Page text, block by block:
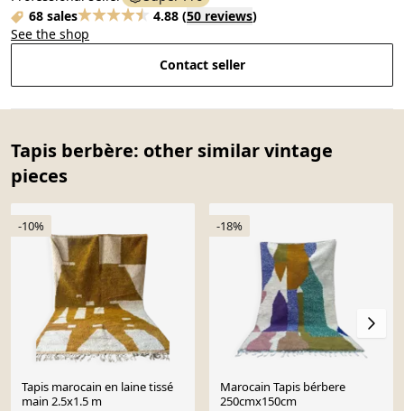
68 sales
4.88 (50 reviews)
See the shop
Contact seller
Tapis berbère: other similar vintage
pieces
-10%
Tapis marocain en laine tissé
main 2.5x1.5 m
-18%
Marocain Tapis bérbere
250cmx150cm